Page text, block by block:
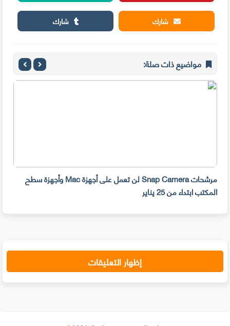
شارك
شارك
مواضيع ذات صلة:
مرشحات Snap Camera لن تعمل على أجهزة Mac وأجهزة سطح
المكتب ابتداء من 25 يناير
إظهار التعليقات